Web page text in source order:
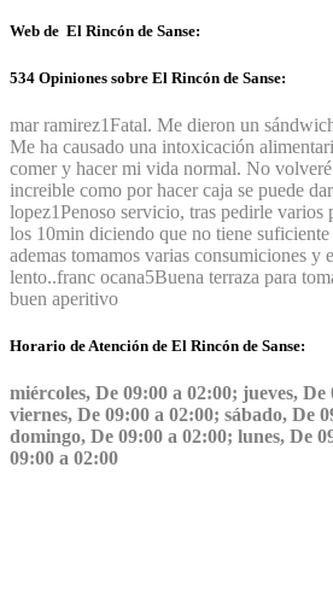
Web de El Rincón de Sanse:
534 Opiniones sobre El Rincón de Sanse:
mar ramirez1Fatal. Me dieron un
Me ha causado una intoxicación
comer y hacer mi vida normal. No
increible como por hacer caja se puede
lopez1Penoso servicio, tras pedirle varios
los 10min diciendo que no tiene suficiente
ademas tomamos varias consumiciones y
lento..franc ocana5Buena terraza para
buen aperitivo
Horario de Atención de El Rincón de Sanse:
miércoles, De 09:00 a 02:00; jueves, De
viernes, De 09:00 a 02:00; sábado, De
domingo, De 09:00 a 02:00; lunes, De
09:00 a 02:00